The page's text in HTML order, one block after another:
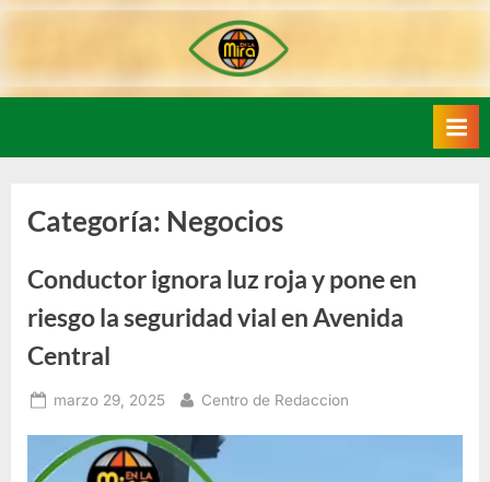
Skip
content
Categoría: Negocios
Conductor ignora luz roja y pone en
riesgo la seguridad vial en Avenida
Central
Posted
marzo 29, 2025 By
Centro de Redaccion